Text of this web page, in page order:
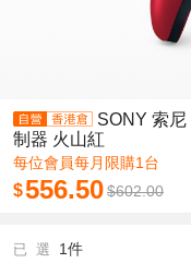
SONY 索
制器 火山紅
每位會員每月限購1台
$556.50$602.00
已 選 1件